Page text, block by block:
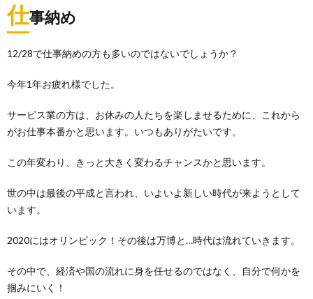
仕事納め
12/28で仕事納めの方も多いのではないでしょうか？
今年1年お疲れ様でした。
サービス業の方は、お休みの人たちを楽しませるために、これから
がお仕事本番かと思います。いつもありがたいです。
この年変わり、きっと大きく変わるチャンスかと思います。
世の中は最後の平成と言われ、いよいよ新しい時代が来ようとして
います。
2020にはオリンピック！その後は万博と…時代は流れていきます。
その中で、経済や国の流れに身を任せるのではなく、自分で何かを
掴みにいく！